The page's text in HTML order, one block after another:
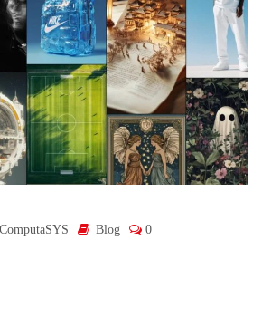
ComputaSYS Blog 0